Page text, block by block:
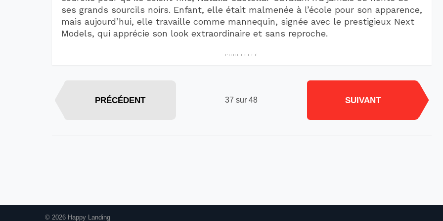
ses grands sourcils noirs. Enfant, elle était malmenée à l’école pour son apparence,
mais aujourd’hui, elle travaille comme mannequin, signée avec le prestigieux Next
Models, qui apprécie son look extraordinaire et sans reproche.
PUBLICITÉ
37 sur 48
PRÉCÉDENT SUIVANT
© 2026 Happy Landing